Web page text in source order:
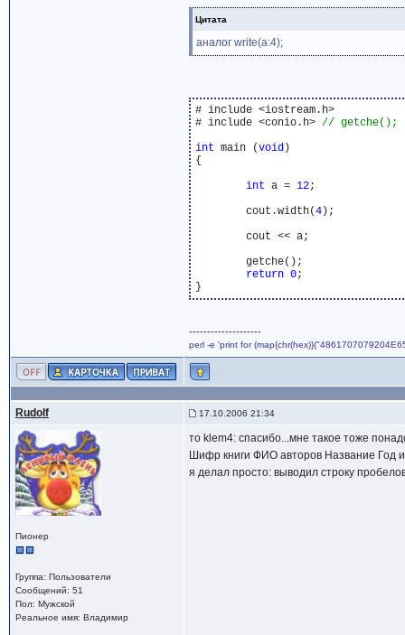
Цитата
аналог write(a:4);
# include <iostream.h>
# include <conio.h>
int main (void)
{
int a = 12;
	cout.width(
4);
return 0;
--------------------
perl -e 'print for
Rudolf 17.10.2006 21:34
Пионер
Группа: Пользователи
Сообщений: 51
Пол: Мужской
Реальное имя: Владимир
то klem4: спасибо...мне такое тоже
Шифр книги ФИО авторов Название Год
я делал просто: выводил строку